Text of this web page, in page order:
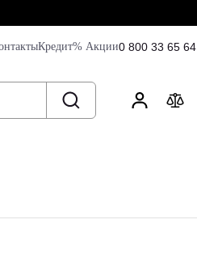
Кредит% Акции0 800 33 65 64